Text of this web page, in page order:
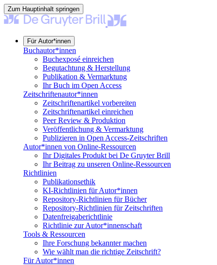
Zum Hauptinhalt springen
Für Autor*innen
Buchautor*innen
Buchexposé einreichen
Begutachtung & Herstellung
Publikation & Vermarktung
Ihr Buch im Open Access
Zeitschriftenautor*innen
Zeitschriftenartikel vorbereiten
Zeitschriftenartikel einreichen
Peer Review & Produktion
Veröffentlichung & Vermarktung
Publizieren in Open Access-Zeitschriften
Autor*innen von Online-Ressourcen
Ihr Digitales Produkt bei De Gruyter Brill
Ihr Beitrag zu unseren Online-Ressourcen
Richtlinien
Publikationsethik
KI-Richtlinien für Autor*innen
Repository-Richtlinien für Bücher
Repository-Richtlinien für Zeitschriften
Datenfreigaberichtlinie
Richtlinie zur Autor*innenschaft
Tools & Ressourcen
Ihre Forschung bekannter machen
Wie wählt man die richtige Zeitschrift?
Für Autor*innen